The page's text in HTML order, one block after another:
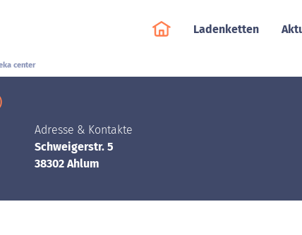
Ladenketten
center
Adresse & Kontakte
Schweigerstr. 5
38302 Ahlum